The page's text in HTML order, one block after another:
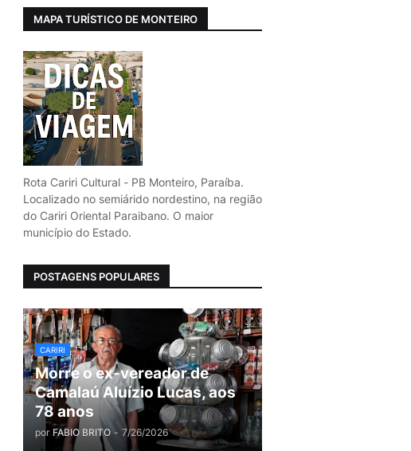
MAPA TURÍSTICO DE MONTEIRO
Rota Cariri Cultural - PB Monteiro, Paraíba.
Localizado no semiárido nordestino, na região
do Cariri Oriental Paraibano. O maior
município do Estado.
POSTAGENS POPULARES
CARIRI
Morre o ex-vereador de
Camalaú Aluízio Lucas, aos
78 anos
por FABIO BRITO - 7/26/2026